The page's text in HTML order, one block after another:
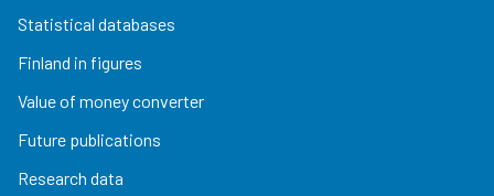
Statistical databases
Finland in figures
Value of money converter
Future publications
Research data